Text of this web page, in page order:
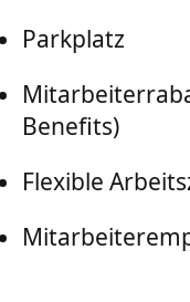
Parkplatz
Benefits)
Flexible